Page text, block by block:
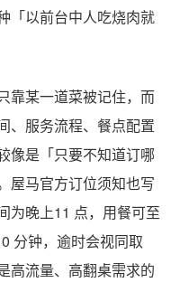
「以前台中人吃烧肉就
靠某一道菜被记住，而
、服务流程、餐点配置
像是「只要不知道订哪
屋马官方订位须知也写
为晚上11 点，用餐可至
分钟，逾时会视同取
高流量、高翻桌需求的